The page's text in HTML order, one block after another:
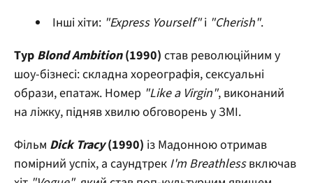
Інші хіти: "Express Yourself"і "Cherish".
Тур Blond Ambition(1990) став революційним у
шоу-бізнесі: складна хореографія, сексуальні
образи, епатаж. Номер "Like a Virgin", виконаний
на ліжку, підняв хвилю обговорень у ЗМІ.
Фільм Dick Tracy(1990) із Мадонною отримав
помірний успіх, а саундтрек I'm Breathlessвключав